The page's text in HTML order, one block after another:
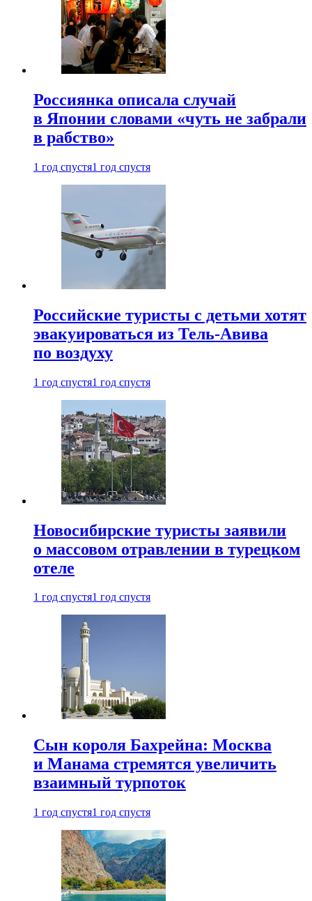
Россиянка описала случай
в Японии словами «чуть не забрали
в рабство»
1 год спустя1 год спустя
Российские туристы с детьми хотят
эвакуироваться из Тель-Авива
по воздуху
1 год спустя1 год спустя
Новосибирские туристы заявили
о массовом отравлении в турецком
отеле
1 год спустя1 год спустя
Сын короля Бахрейна: Москва
и Манама стремятся увеличить
взаимный турпоток
1 год спустя1 год спустя